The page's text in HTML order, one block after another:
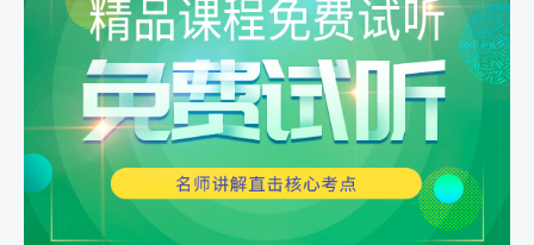
播体系：应试技巧+密卷模
考。
详情